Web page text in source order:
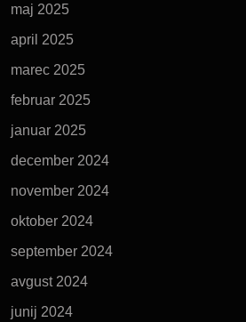
maj 2025
april 2025
marec 2025
februar 2025
januar 2025
december 2024
november 2024
oktober 2024
september 2024
avgust 2024
junij 2024